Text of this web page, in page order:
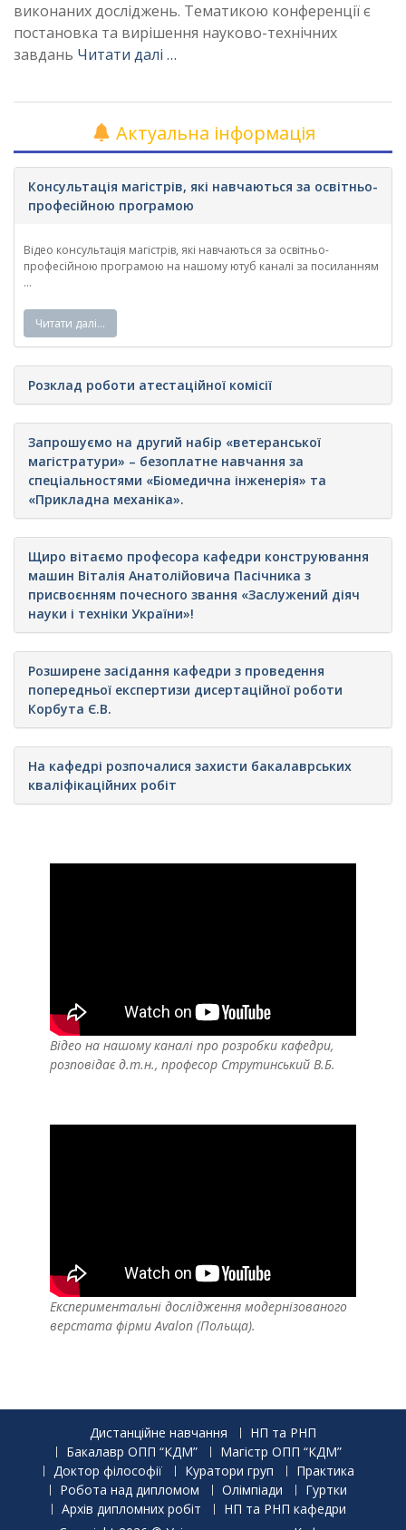
виконаних досліджень. Тематикою конференції є
постановка та вирішення науково-технічних
завдань Читати далі …
Актуальна інформація
Консультація магістрів, які навчаються за освітньо-
професійною програмою
Відео консультація магістрів, які навчаються за освітньо-
професійною програмою на нашому ютуб каналі за посиланням
...
Читати далі…
Розклад роботи атестаційної комісії
Запрошуємо на другий набір «ветеранської
магістратури» – безоплатне навчання за
спеціальностями «Біомедична інженерія» та
«Прикладна механіка».
Щиро вітаємо професора кафедри конструювання
машин Віталія Анатолійовича Пасічника з
присвоєнням почесного звання «Заслужений діяч
науки і техніки України»!
Розширене засідання кафедри з проведення
попередньої експертизи дисертаційної роботи
Корбута Є.В.
На кафедрі розпочалися захисти бакалаврських
кваліфікаційних робіт
Відео на нашому каналі про розробки кафедри,
розповідає д.т.н., професор Струтинський В.Б.
Експериментальні дослідження модернізованого
верстата фірми Avalon (Польща).
Дистанційне навчання
НП та РНП
Бакалавр ОПП “КДМ”
Магістр ОПП “КДМ”
Доктор філософії
Куратори груп
Практика
Робота над дипломом
Олімпіади
Гуртки
Архів дипломних робіт
НП та РНП кафедри